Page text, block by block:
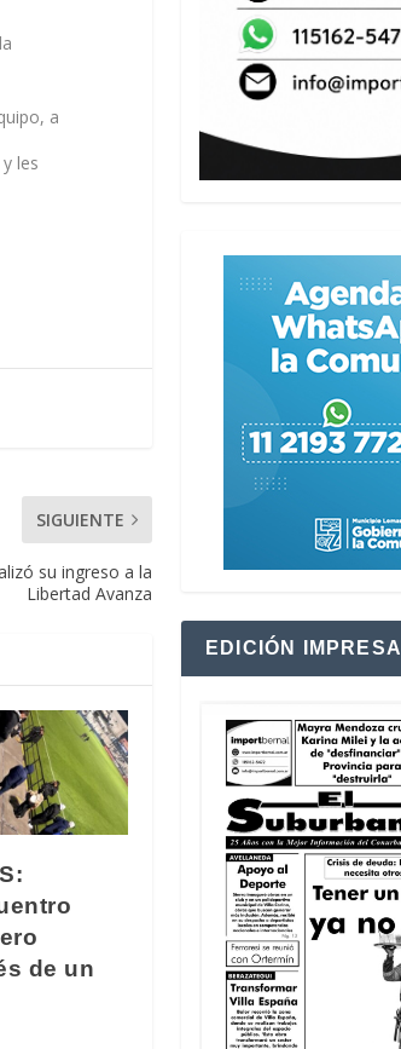
a
les
SIGUIENTE
su ingreso a la
Libertad Avanza
de un
EDICIÓN IMPRESA